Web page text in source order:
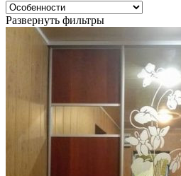
Развернуть фильтры